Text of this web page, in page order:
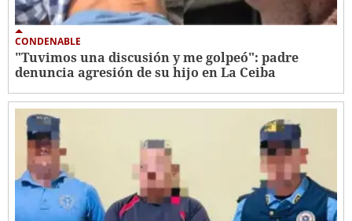
CONDENABLE
"Tuvimos una discusión y me golpeó": padre
denuncia agresión de su hijo en La Ceiba